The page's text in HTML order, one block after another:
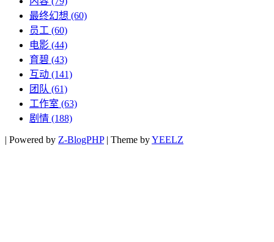
最终幻想 (60)
员工 (60)
电影 (44)
育碧 (43)
互动 (141)
团队 (61)
工作室 (63)
剧情 (188)
| Powered by Z-BlogPHP | Theme byYEELZ